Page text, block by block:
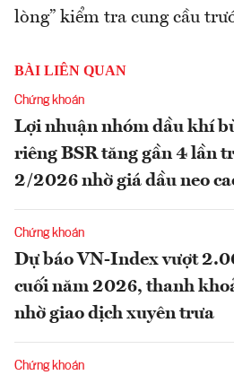
lòng” kiểm tra cung cầu
BÀI LIÊN QUAN
Chứng khoán
Lợi nhuận nhóm dầu khí
riêng BSR tăng gần 4 lần
2/2026 nhờ giá dầu neo
Chứng khoán
Dự báo VN-Index vượt
cuối năm 2026, thanh
nhờ giao dịch xuyên trưa
Chứng khoán